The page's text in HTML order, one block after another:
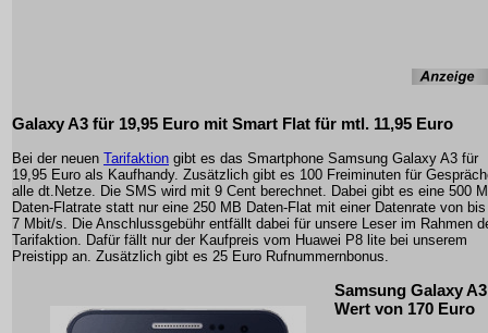
Galaxy A3 für 19,95 Euro mit Smart Flat für mtl. 11,95 Euro
Bei der neuen Tarifaktion gibt es das Smartphone Samsung Galaxy A3 für
19,95 Euro als Kaufhandy. Zusätzlich gibt es 100 Freiminuten für
alle dt.Netze. Die SMS wird mit 9 Cent berechnet. Dabei gibt es eine 500
Daten-Flatrate statt nur eine 250 MB Daten-Flat mit einer Datenrate von
7 Mbit/s. Die Anschlussgebühr entfällt dabei für unsere Leser im Rahmen
Tarifaktion. Dafür fällt nur der Kaufpreis vom Huawei P8 lite bei unserem
Preistipp an. Zusätzlich gibt es 25 Euro Rufnummernbonus.
Samsung Galaxy
Wert von 170 Euro